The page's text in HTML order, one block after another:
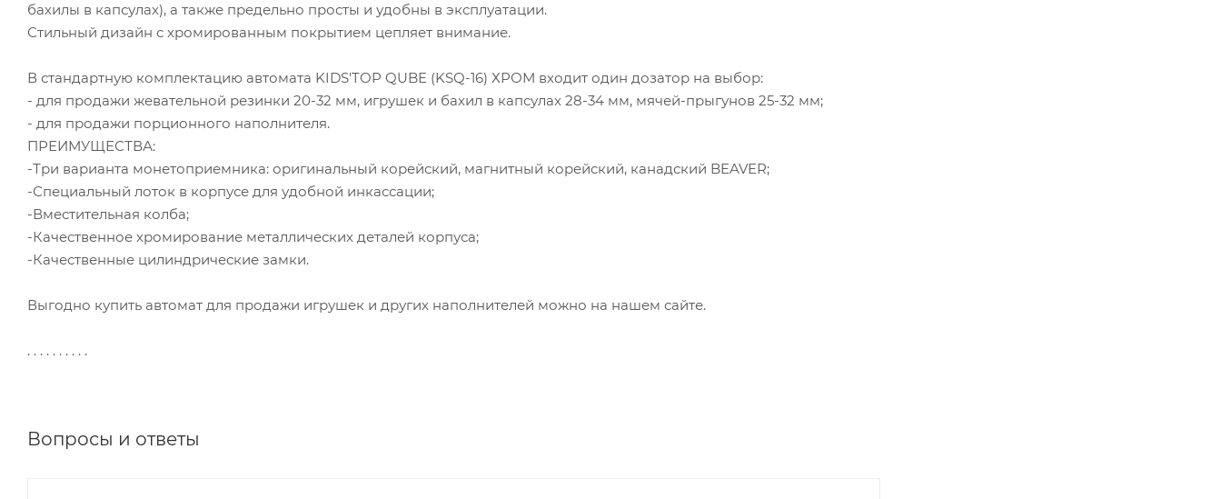
бахилы в капсулах), а также предельно просты и удобны в эксплуатации.
Стильный дизайн с хромированным покрытием цепляет внимание.
В стандартную комплектацию автомата KIDS'TOP QUBE (KSQ-16) ХРОМ входит один дозатор на выбор:
- для продажи жевательной резинки 20-32 мм, игрушек и бахил в капсулах 28-34 мм, мячей-прыгунов 25-32 мм;
- для продажи порционного наполнителя.
ПРЕИМУЩЕСТВА:
-Три варианта монетоприемника: оригинальный корейский, магнитный корейский, канадский BEAVER;
-Специальный лоток в корпусе для удобной инкассации;
-Вместительная колба;
-Качественное хромирование металлических деталей корпуса;
-Качественные цилиндрические замки.
Выгодно купить автомат для продажи игрушек и других наполнителей можно на нашем сайте.
. . . . . . . . . .
Вопросы и ответы